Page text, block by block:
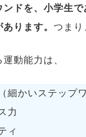
ンドを、小学生
ります。 つまり
動能力は、
細かいステップ
力
ィ